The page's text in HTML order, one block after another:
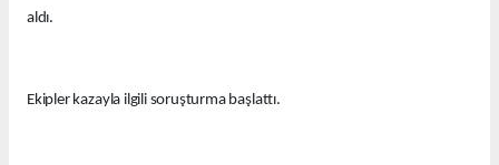
aldı.
Ekipler kazayla ilgili soruşturma başlattı.